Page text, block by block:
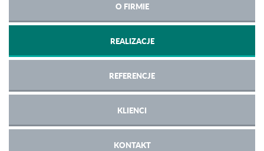
O FIRMIE
REALIZACJE
REFERENCJE
KLIENCI
KONTAKT